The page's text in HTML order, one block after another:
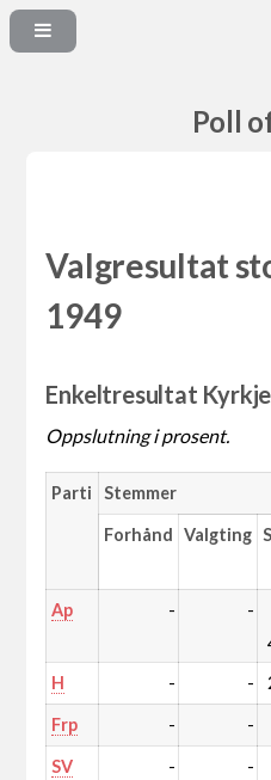
Poll
Valgresultat
1949
Enkeltresultat
Oppslutning i prosent.
Parti Stemmer
Forhånd Valgting
Ap - -
H - -
Frp - -
SV - -